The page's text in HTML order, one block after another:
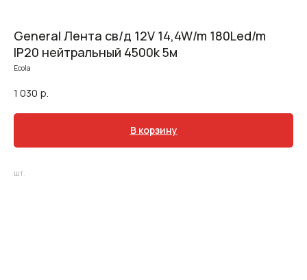
General Лента св/д 12V 14,4W/m 180Led/m
IP20 нейтральный 4500k 5м
Ecola
1 030 р.
В корзину
шт.